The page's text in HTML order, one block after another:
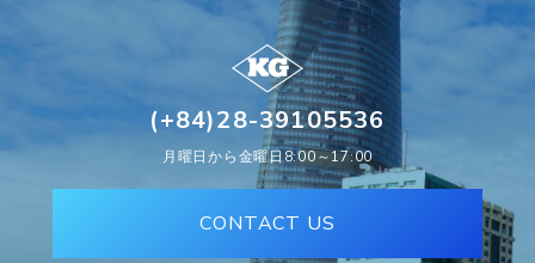
(+84)28-39105536
月曜日から金曜日8:00～17:00
CONTACT US